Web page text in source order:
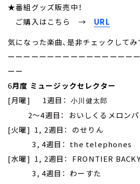
★番組グッズ販売中！
ご購入はこちら → URL
気になった楽曲、是非チェックしてみ
ーーーーーーーーーーーーーーーー
ーー
6月度 ミュージックセレクター
[月曜] 1週目：小川健太郎
2～4週目： おいしくるメロンパ
[火曜] 1, 2週目： のせりん
3, 4週目： the telephones
[水曜] 1, 2週目： FRONTIER
3, 4週目： わーすた